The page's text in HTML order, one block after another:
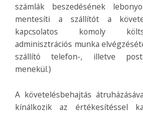
számlák beszedésének
mentesíti a szállítót a
kapcsolatos komoly
adminisztrációs munka
szállító telefon-, illetve
menekül.)
A követelésbehajtás
kínálkozik az értékesítéssel